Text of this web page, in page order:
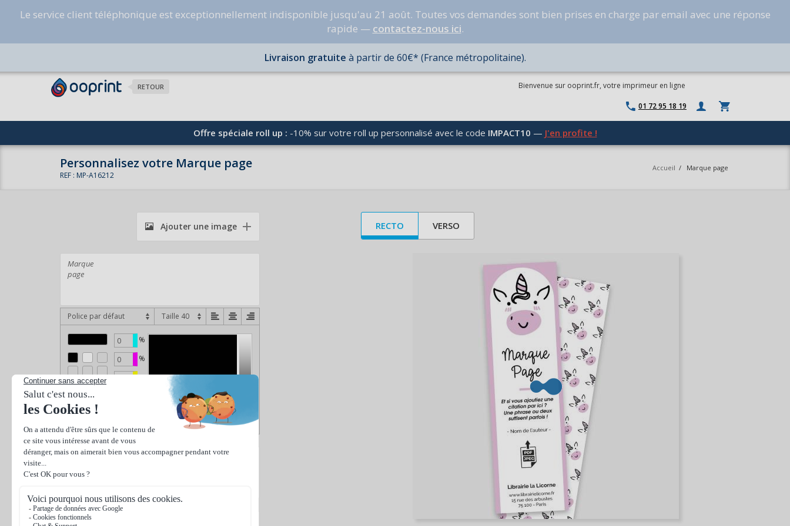
Le service client téléphonique est exceptionnellement indisponible jusqu'au 21 août. Toutes vos demandes sont bien prises en charge par email avec une réponse
rapide — contactez-nous ici.
Livraison gratuite à partir de 60€* (France métropolitaine).
RETOUR Bienvenue sur ooprint.fr, votre imprimeur en ligne
01 72 95 18 19
Offre spéciale roll up : -10% sur votre roll up personnalisé avec le code IMPACT10 — J'en profite !
Personnalisez votre Marque page
REF : MP-A16212
Accueil / Marque page
RECTO VERSO
Ajouter une image
Police par défaut
%
%
%